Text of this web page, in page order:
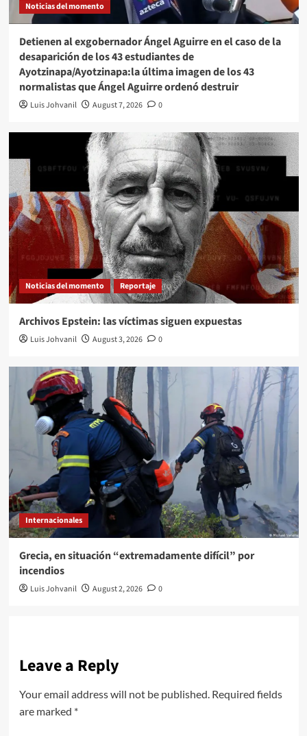
Noticias del momento
Detienen al exgobernador Ángel Aguirre en el caso de la
desaparición de los 43 estudiantes de
Ayotzinapa/Ayotzinapa:la última imagen de los 43
normalistas que Ángel Aguirre ordenó destruir
Luis Johvanil August 7, 2026 0
Noticias del momento Reportaje
Archivos Epstein: las víctimas siguen expuestas
Luis Johvanil August 3, 2026 0
Internacionales
Grecia, en situación “extremadamente difícil” por
incendios
Luis Johvanil August 2, 2026 0
Leave a Reply
Your email address will not be published. Required fields
are marked *